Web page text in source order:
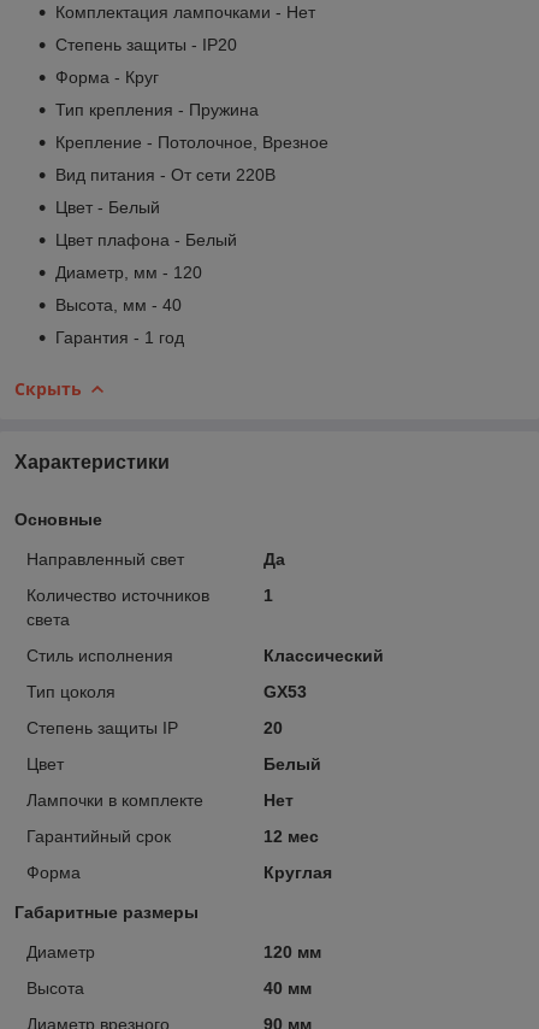
Комплектация лампочками - Нет
Степень защиты - IP20
Форма - Круг
Тип крепления - Пружина
Крепление - Потолочное, Врезное
Вид питания - От сети 220В
Цвет - Белый
Цвет плафона - Белый
Диаметр, мм - 120
Высота, мм - 40
Гарантия - 1 год
Скрыть
Характеристики
Основные
Направленный свет
Да
Количество источников
света
1
Стиль исполнения
Классический
Тип цоколя
GX53
Степень защиты IP
20
Цвет
Белый
Лампочки в комплекте
Нет
Гарантийный срок
12 мес
Форма
Круглая
Габаритные размеры
Диаметр
120 мм
Высота
40 мм
Диаметр врезного
90 мм